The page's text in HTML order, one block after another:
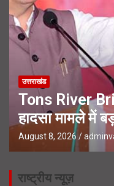
उत्तराखंड
Tons River
हादसा मामले में
August 8, 2026
राष्ट्रीय न्यूज़